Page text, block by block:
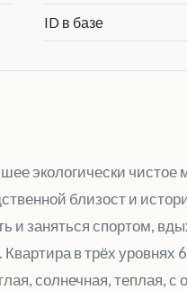
ID в базе
экологически чистое
близост и
и заняться спортом,
в трёх уровнях
солнечная, теплая, с